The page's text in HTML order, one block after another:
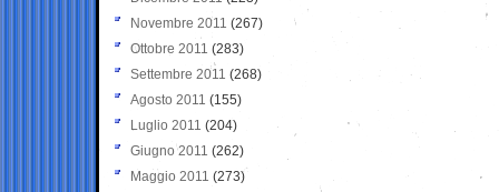
Novembre 2011 (267)
Ottobre 2011 (283)
Settembre 2011 (268)
Agosto 2011 (155)
Luglio 2011 (204)
Giugno 2011 (262)
Maggio 2011 (273)